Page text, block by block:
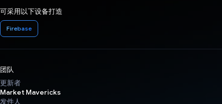
可采用以下设备打造
Firebase
团队
更新者
Market Mavericks
发件人